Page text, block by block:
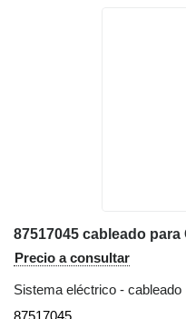
Precio a consultar
Sistema eléctrico - cableado
87517045